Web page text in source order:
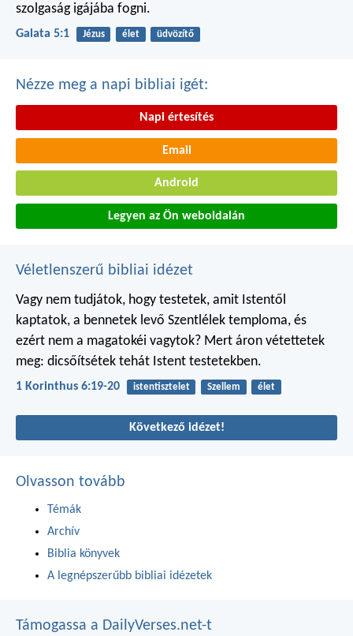
szolgaság igájába fogni.
Galata 5:1 Jézus élet üdvözítő
Nézze meg a napi bibliai igét:
Napi értesítés
Email
Android
Legyen az Ön weboldalán
Véletlenszerű bibliai idézet
Vagy nem tudjátok, hogy testetek, amit Istentől
kaptatok, a bennetek levő Szentlélek temploma, és
ezért nem a magatokéi vagytok? Mert áron vétettetek
meg: dicsőítsétek tehát Istent testetekben.
1 Korinthus 6:19-20 istentisztelet Szellem élet
Következő idézet!
Olvasson tovább
Témák
Archív
Biblia könyvek
A legnépszerűbb bibliai idézetek
Támogassa a DailyVerses.net-t